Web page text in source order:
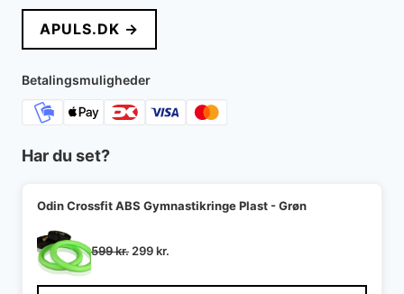
pris
var:
1.849 kr..
APULS.DK →
Betalingsmuligheder
Har du set?
Odin Crossfit ABS Gymnastikringe Plast - Grøn
599kr. Den
pris
299kr.
pris